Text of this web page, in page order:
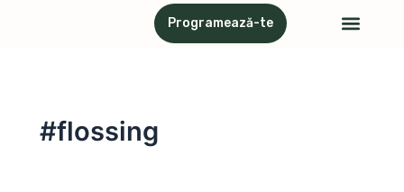
Programează-te
#flossing